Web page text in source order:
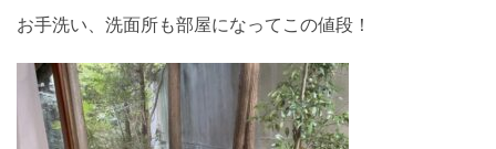
お手洗い、洗面所も部屋になってこの値段！